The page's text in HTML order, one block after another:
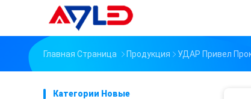
Главная Страница Продукция УДАР Привел
Категории Новые